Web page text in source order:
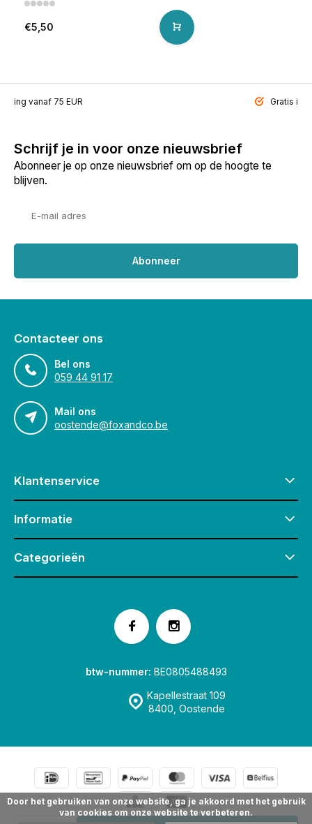
€5,50
vanaf 75 EUR Gratis
Schrijf je in voor onze nieuwsbrief
Abonneer je op onze nieuwsbrief om op de hoogte te
blijven.
Abonneer
Contacteer ons
Bel ons
059 44 91 17
Mail ons
oostende@foxandco.be
Klantenservice
Informatie
Categorieën
Kapellestraat 109
8400, Oostende
btw-nummer: BE0805488493
© Speelgoedwinkel Fox & Co Oostende Sitemap
Door het gebruiken van onze website, ga je akkoord met het gebruik
van cookies om onze website te verbeteren.